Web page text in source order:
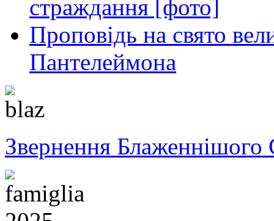
страждання [фото]
Проповідь на свято
Пантелеймона
Звернення Блаженнішого